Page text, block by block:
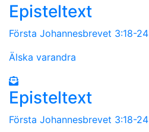
Episteltext
Första Johannesbrevet 3:18-24
Älska varandra
Episteltext
Första Johannesbrevet 3:18-24